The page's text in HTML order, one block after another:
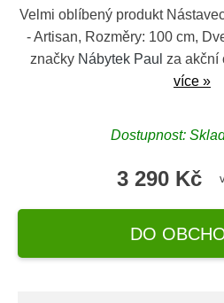
Velmi oblíbený produkt
- Artisan, Rozměry: 100 cm,
značky Nábytek Paul za akční
více »
Dostupnost:
3 290 Kč
DO